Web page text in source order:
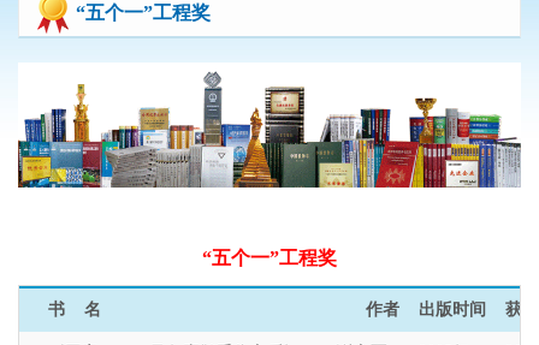
“五个一”工程奖
“五个一”工程奖
书 名 作者 出版时间 获